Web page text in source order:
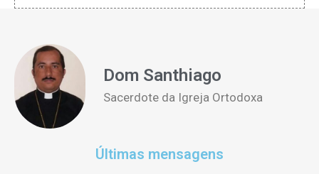
Dom Santhiago
Sacerdote da Igreja Ortodoxa
Últimas mensagens